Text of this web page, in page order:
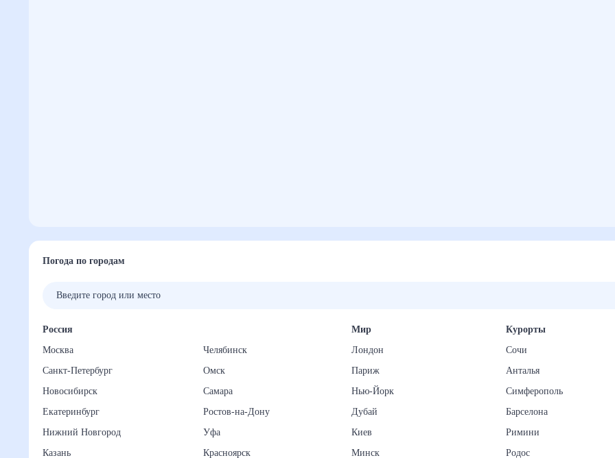
Погода по городам
Россия
Москва
Санкт-Петербург
Новосибирск
Екатеринбург
Нижний Новгород
Казань
Челябинск
Омск
Самара
Ростов-на-Дону
Уфа
Красноярск
Мир
Лондон
Париж
Нью-Йорк
Дубай
Киев
Минск
Курорты
Сочи
Анталья
Симферополь
Барселона
Римини
Родос